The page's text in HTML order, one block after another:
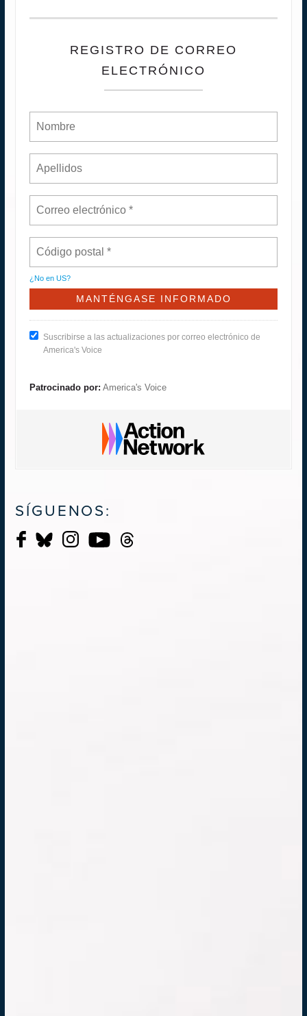
REGISTRO DE CORREO
ELECTRÓNICO
¿No en US?
Suscribirse a las actualizaciones por correo electrónico de
America's Voice
Patrocinado por: America's Voice
SÍGUENOS: